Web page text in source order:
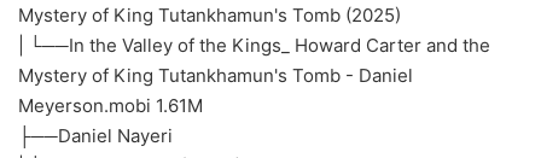
Mystery of King Tutankhamun's Tomb (2025)
| └──In the Valley of the Kings_ Howard Carter and the
Mystery of King Tutankhamun's Tomb - Daniel
Meyerson.mobi 1.61M
├──Daniel Nayeri